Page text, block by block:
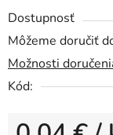
Dostupnosť
Môžeme doručiť
Možnosti
Kód: